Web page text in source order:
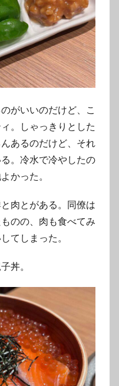
がいいのだけど、こ
。しゃっきりとした
あるのだけど、それ
。冷水で冷やしたの
かった。
肉とがある。同僚は
のの、肉も食べてみ
てしまった。
丼。